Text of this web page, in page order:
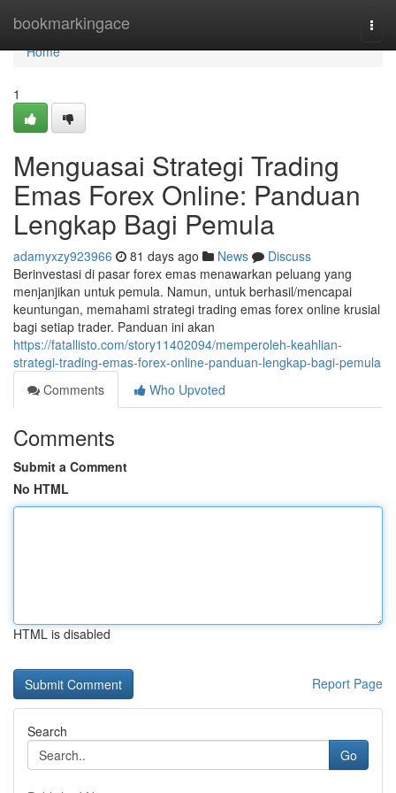
bookmarkingace
Home
Home
1
Menguasai Strategi Trading
Emas Forex Online: Panduan
Lengkap Bagi Pemula
adamyxzy923966 81 days ago News
Discuss
Berinvestasi di pasar forex emas menawarkan peluang yang
menjanjikan untuk pemula. Namun, untuk berhasil/mencapai
keuntungan, memahami strategi trading emas forex online krusial
bagi setiap trader. Panduan ini akan
https://fatallisto.com/story11402094/memperoleh-keahlian-
strategi-trading-emas-forex-online-panduan-lengkap-bagi-pemula
Comments
Who Upvoted
Comments
Submit a Comment
No HTML
HTML is disabled
Report Page
Search
Go